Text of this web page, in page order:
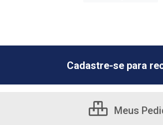
Cadastre-se para
Meus